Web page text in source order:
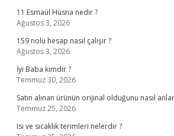
11 Esmaül Hüsna nedir ?
Ağustos 3, 2026
159 nolu hesap nasıl çalışır ?
Ağustos 3, 2026
İyi Baba kimdir ?
Temmuz 30, 2026
Satın alınan ürünün orijinal olduğunu nasıl
Temmuz 25, 2026
Isı ve sıcaklık terimleri nelerdir ?